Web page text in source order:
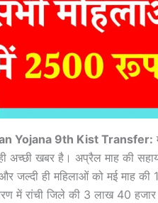
Yojana 9th Kist Transfer:
अच्छी खबर है। अप्रैल माह की
जल्दी ही महिलाओं को मई माह की
में रांची जिले की 3 लाख 40